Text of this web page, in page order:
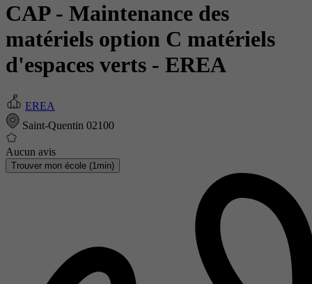
CAP - Maintenance des
matériels option C matériels
d'espaces verts - EREA
EREA
Saint-Quentin 02100
Aucun avis
Trouver mon école (1min)